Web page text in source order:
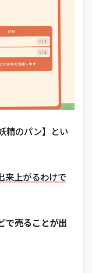
精のパン】とい
来上がるわけで
で売ることが出